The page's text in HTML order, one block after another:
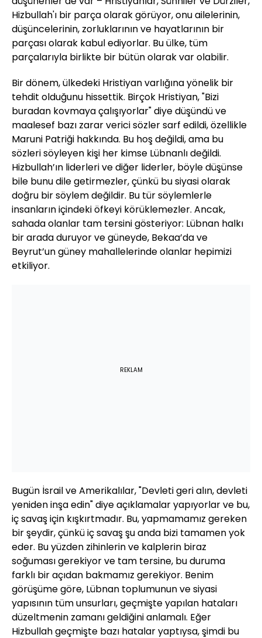
Hizbullah'ı bir parça olarak görüyor, onu ailelerinin,
düşüncelerinin, zorluklarının ve hayatlarının bir
parçası olarak kabul ediyorlar. Bu ülke, tüm
parçalarıyla birlikte bir bütün olarak var olabilir.
Bir dönem, ülkedeki Hristiyan varlığına yönelik bir
tehdit olduğunu hissettik. Birçok Hristiyan, "Bizi
buradan kovmaya çalışıyorlar" diye düşündü ve
maalesef bazı zarar verici sözler sarf edildi, özellikle
Maruni Patriği hakkında. Bu hoş değildi, ama bu
sözleri söyleyen kişi her kimse Lübnanlı değildi.
Hizbullah’ın liderleri ve diğer liderler, böyle düşünse
bile bunu dile getirmezler, çünkü bu siyasi olarak
doğru bir söylem değildir. Bu tür söylemlerle
insanların içindeki öfkeyi körüklemezler. Ancak,
sahada olanlar tam tersini gösteriyor: Lübnan halkı
bir arada duruyor ve güneyde, Bekaa’da ve
Beyrut’un güney mahallelerinde olanlar hepimizi
etkiliyor.
REKLAM
Bugün İsrail ve Amerikalılar, "Devleti geri alın, devleti
yeniden inşa edin" diye açıklamalar yapıyorlar ve bu,
iç savaş için kışkırtmadır. Bu, yapmamamız gereken
bir şeydir, çünkü iç savaş şu anda bizi tamamen yok
eder. Bu yüzden zihinlerin ve kalplerin biraz
soğuması gerekiyor ve tam tersine, bu duruma
farklı bir açıdan bakmamız gerekiyor. Benim
görüşüme göre, Lübnan toplumunun ve siyasi
yapısının tüm unsurları, geçmişte yapılan hataları
düzeltmenin zamanı geldiğini anlamalı. Eğer
Hizbullah geçmişte bazı hatalar yaptıysa, şimdi bu